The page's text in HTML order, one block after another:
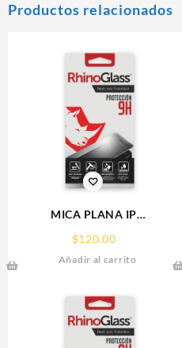
Productos relacionados
MICA PLANA IP
9H RHINOGLASS
$120.00
Añadir al carrito